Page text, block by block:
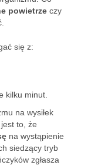
powietrze czy
się z:
kilku minut.
na wysiłek
to, że
na wystąpienie
siedzący tryb
zgłasza